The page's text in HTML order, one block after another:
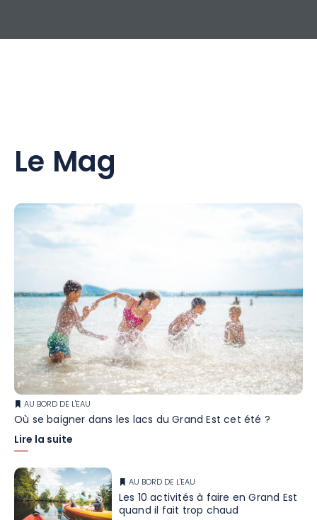
Le Mag
AU BORD DE L'EAU
Où se baigner dans les lacs du Grand Est cet été ?
Lire la suite
AU BORD DE L'EAU
Les 10 activités à faire en Grand Est
quand il fait trop chaud